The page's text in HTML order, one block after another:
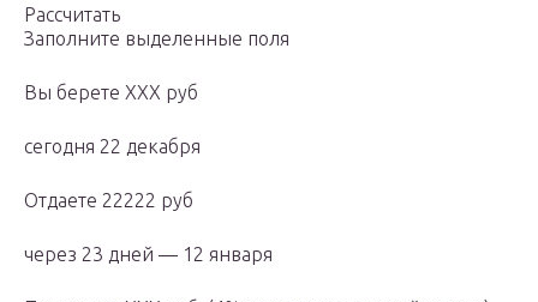
Рассчитать
Заполните выделенные поля
Вы берете ХХХ руб
сегодня 22 декабря
Отдаете 22222 руб
через 23 дней — 12 января